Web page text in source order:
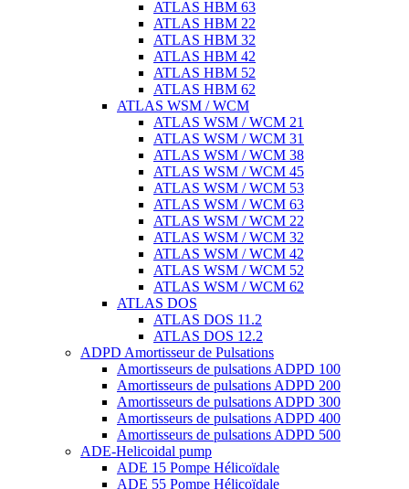
ATLAS HBM 63
ATLAS HBM 22
ATLAS HBM 32
ATLAS HBM 42
ATLAS HBM 52
ATLAS HBM 62
ATLAS WSM / WCM
ATLAS WSM / WCM 21
ATLAS WSM / WCM 31
ATLAS WSM / WCM 38
ATLAS WSM / WCM 45
ATLAS WSM / WCM 53
ATLAS WSM / WCM 63
ATLAS WSM / WCM 22
ATLAS WSM / WCM 32
ATLAS WSM / WCM 42
ATLAS WSM / WCM 52
ATLAS WSM / WCM 62
ATLAS DOS
ATLAS DOS 11.2
ATLAS DOS 12.2
ADPD Amortisseur de Pulsations
Amortisseurs de pulsations ADPD 100
Amortisseurs de pulsations ADPD 200
Amortisseurs de pulsations ADPD 300
Amortisseurs de pulsations ADPD 400
Amortisseurs de pulsations ADPD 500
ADE-Helicoidal pump
ADE 15 Pompe Ηélicoïdale
ADE 55 Pompe Ηélicoïdale